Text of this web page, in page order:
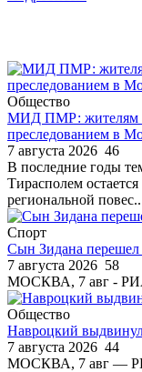
Общество
МИД ПМР: жителям
преследованием в
7 августа 2026 46
В последние годы
Тирасполем
региональной
Спорт
Сын Зидана перешел
7 августа 2026 58
МОСКВА, 7 авг -
Общество
Навроцкий
7 августа 2026 44
МОСКВА, 7 авг —